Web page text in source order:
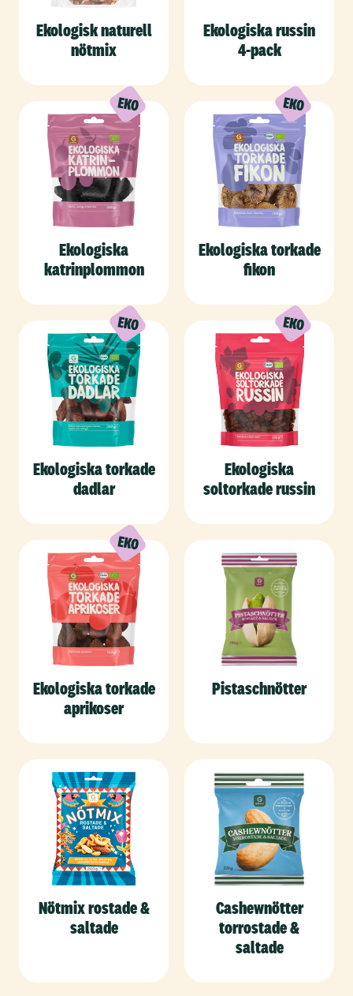
Ekologisk naturell
nötmix
Ekologiska russin
4-pack
Ekologiska
katrinplommon
Ekologiska torkade
fikon
Ekologiska torkade
dadlar
Ekologiska
soltorkade russin
Ekologiska torkade
aprikoser
Pistaschnötter
Nötmix rostade &
saltade
Cashewnötter
torrostade &
saltade